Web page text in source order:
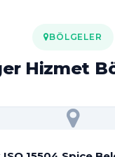
BÖLGELER
Hizmet